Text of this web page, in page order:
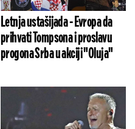
Letnja ustašijada - Evropa da
prihvati Tompsona i proslavu
progona Srba u akciji "Oluja"